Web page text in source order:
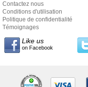
Contactez nous
Conditions d'utilisation
Politique de confidentialité
Témoignages
Like us
on Facebook